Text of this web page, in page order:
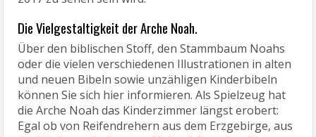
Die Vielgestaltigkeit der Arche Noah.
Über den biblischen Stoff, den Stammbaum Noahs
oder die vielen verschiedenen Illustrationen in alten
und neuen Bibeln sowie unzähligen Kinderbibeln
können Sie sich hier informieren. Als Spielzeug hat
die Arche Noah das Kinderzimmer längst erobert:
Egal ob von Reifendrehern aus dem Erzgebirge, aus